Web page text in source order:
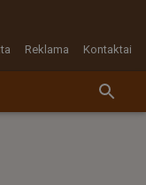
Reklama Kontaktai